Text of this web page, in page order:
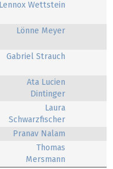
Lennox Wettstein
Lönne Meyer
Gabriel Strauch
Ata Lucien
Dintinger
Laura
Schwarzfischer
Pranav Nalam
Thomas
Mersmann